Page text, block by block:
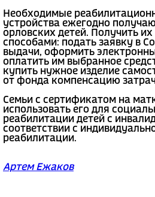
Необходимые
устройства ежегодно
орловских детей. Получить
способами: подать заявку в
выдачи, оформить
оплатить им выбранное
купить нужное изделие
от фонда компенсацию
Семьи с сертификатом на
использовать его для
реабилитации детей с
соответствии с
реабилитации.
Артем Ежаков